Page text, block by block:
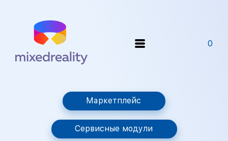
0
Маркетплейс
Сервисные модули